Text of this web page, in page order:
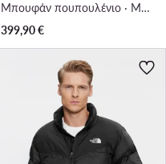
Μπουφάν πουπουλένιο · Μαύρο
399,90€